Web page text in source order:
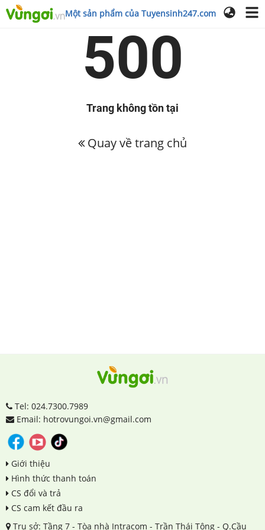
Một sản phẩm của Tuyensinh247.com
500
Trang không tồn tại
Quay về trang chủ
Tel: 024.7300.7989
Email: hotrovungoi.vn@gmail.com
Giới thiệu
Hình thức thanh toán
CS đổi và trả
CS cam kết đầu ra
Trụ sở: Tầng 7 - Tòa nhà Intracom - Trần Thái Tông - Q.Cầu